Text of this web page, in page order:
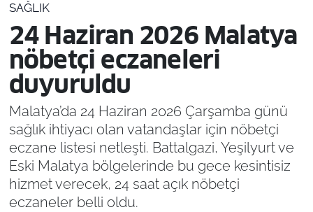
SAĞLIK
24 Haziran 2026 Malatya
nöbetçi eczaneleri
duyuruldu
Malatya’da 24 Haziran 2026 Çarşamba günü
sağlık ihtiyacı olan vatandaşlar için nöbetçi
eczane listesi netleşti. Battalgazi, Yeşilyurt ve
Eski Malatya bölgelerinde bu gece kesintisiz
hizmet verecek, 24 saat açık nöbetçi
eczaneler belli oldu.
Resmi İlanlar
Son Dakika Haberleri
Haber Arşivi